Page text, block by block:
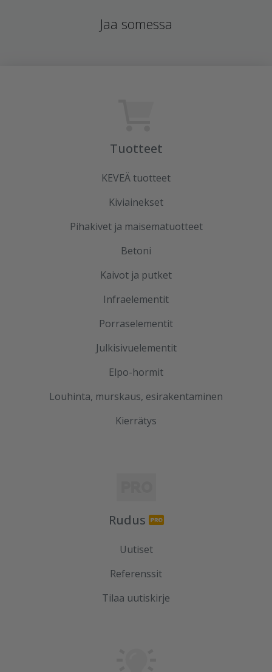
Jaa somessa
Tuotteet
KEVEÄ tuotteet
Kiviainekset
Pihakivet ja maisematuotteet
Betoni
Kaivot ja putket
Infraelementit
Porraselementit
Julkisivuelementit
Elpo-hormit
Louhinta, murskaus, esirakentaminen
Kierrätys
Rudus
Uutiset
Referenssit
Tilaa uutiskirje